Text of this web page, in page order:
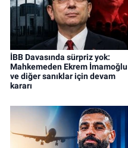
İBB Davasında sürpriz yok:
Mahkemeden Ekrem İmamoğlu
ve diğer sanıklar için devam
kararı